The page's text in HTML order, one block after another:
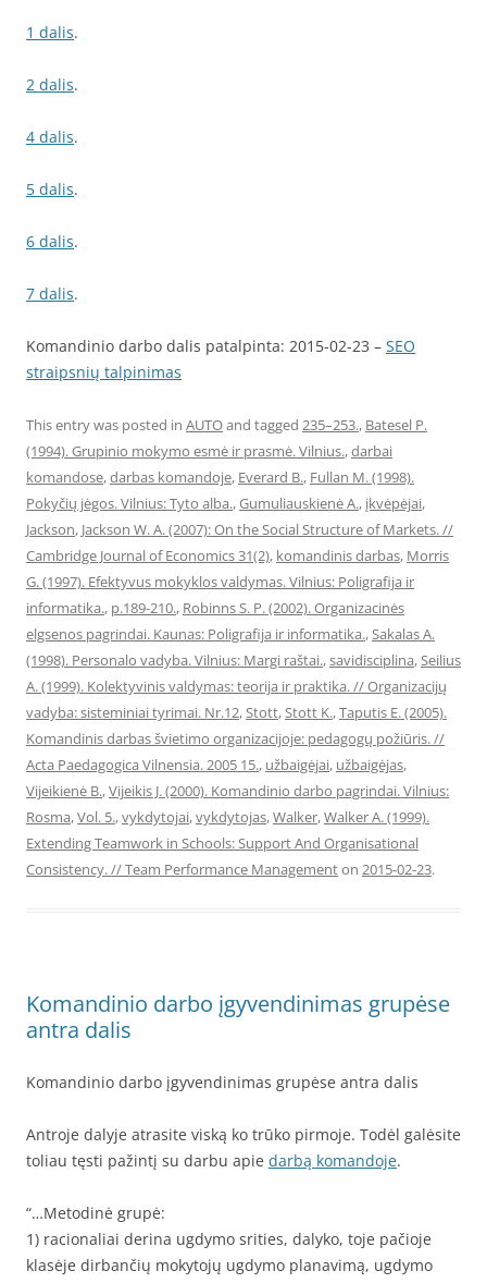
1 dalis.
2 dalis.
4 dalis.
5 dalis.
6 dalis.
7 dalis.
Komandinio darbo dalis patalpinta: 2015-02-23 – SEO
straipsnių talpinimas
This entry was posted in AUTOand tagged 235–253., Batesel P.
(1994). Grupinio mokymo esmė ir prasmė. Vilnius.,darbai
komandose,darbas komandoje, Everard B., Fullan M. (1998).
Pokyčių jėgos. Vilnius: Tyto alba.,Gumuliauskienė A., įkvėpėjai,
Jackson, Jackson W. A. (2007): On the Social Structure of Markets. //
Cambridge Journal of Economics 31(2), komandinis darbas, Morris
G. (1997). Efektyvus mokyklos valdymas. Vilnius: Poligrafija ir
informatika., p.189-210., Robinns S. P. (2002). Organizacinės
elgsenos pagrindai. Kaunas: Poligrafija ir informatika.,Sakalas A.
(1998). Personalo vadyba. Vilnius: Margi raštai.,savidisciplina,Seilius
A. (1999). Kolektyvinis valdymas: teorija ir praktika. // Organizacijų
vadyba: sisteminiai tyrimai. Nr.12,Stott,Stott K.,Taputis E. (2005).
Komandinis darbas švietimo organizacijoje: pedagogų požiūris. //
Acta Paedagogica Vilnensia. 2005 15., užbaigėjai, užbaigėjas,
Vijeikienė B.,Vijeikis J. (2000). Komandinio darbo pagrindai. Vilnius:
Rosma,Vol. 5.,vykdytojai,vykdytojas,Walker,Walker A. (1999).
Extending Teamwork in Schools: Support And Organisational
Consistency. // Team Performance Managementon 2015-02-23.
Komandinio darbo įgyvendinimas grupėse
antra dalis
Komandinio darbo įgyvendinimas grupėse antra dalis
Antroje dalyje atrasite viską ko trūko pirmoje. Todėl galėsite
toliau tęsti pažintį su darbu apie darbą komandoje.
“…Metodinė grupė:
1) racionaliai derina ugdymo srities, dalyko, toje pačioje
klasėje dirbančių mokytojų ugdymo planavimą, ugdymo